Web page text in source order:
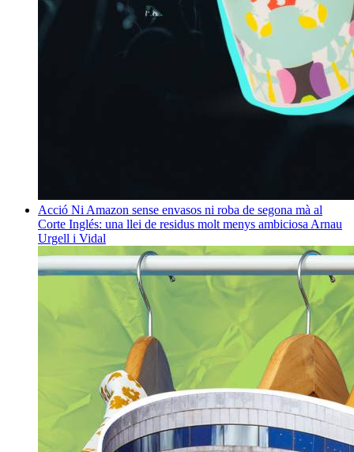
Acció Ni Amazon sense envasos ni roba de segona mà al
Corte Inglés: una llei de residus molt menys ambiciosa Arnau
Urgell i Vidal